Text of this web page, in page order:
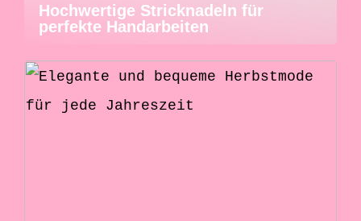
Hochwertige Stricknadeln für
perfekte Handarbeiten